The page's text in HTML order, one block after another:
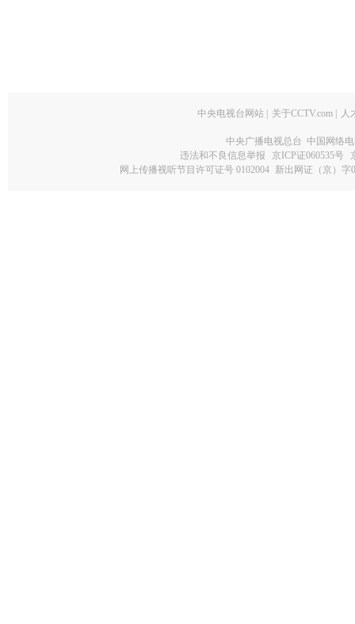
中央电视台网站 关于CCTV.com 人
中央广播电视总台 中国网络
违法和不良信息举报
京ICP证060535号
网上传播视听节目许可证号 0102004 新出网证（京）